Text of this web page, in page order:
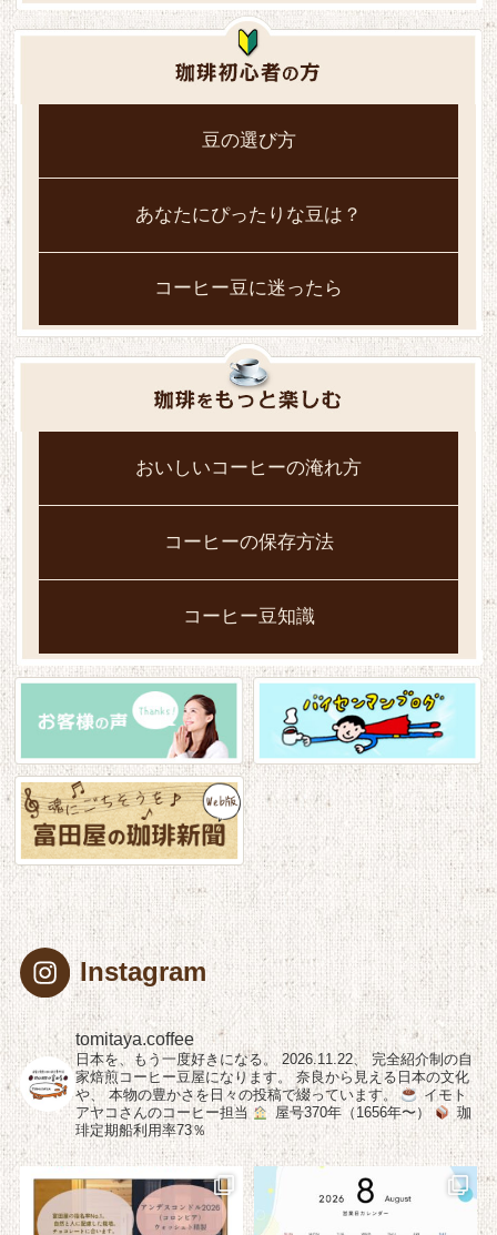
豆の選び方
あなたにぴったりな豆は？
コーヒー豆に迷ったら
おいしいコーヒーの淹れ方
コーヒーの保存方法
コーヒー豆知識
Instagram
tomitaya.coffee
日本を、もう一度好きになる。2026.11.22、 完全紹介制の自
家焙煎コーヒー豆屋になります。奈良から見える日本の文化
や、 本物の豊かさを日々の投稿で綴っています。
イモト
アヤコさんのコーヒー担当
屋号370年（1656年〜）
珈
琲定期船利用率73％